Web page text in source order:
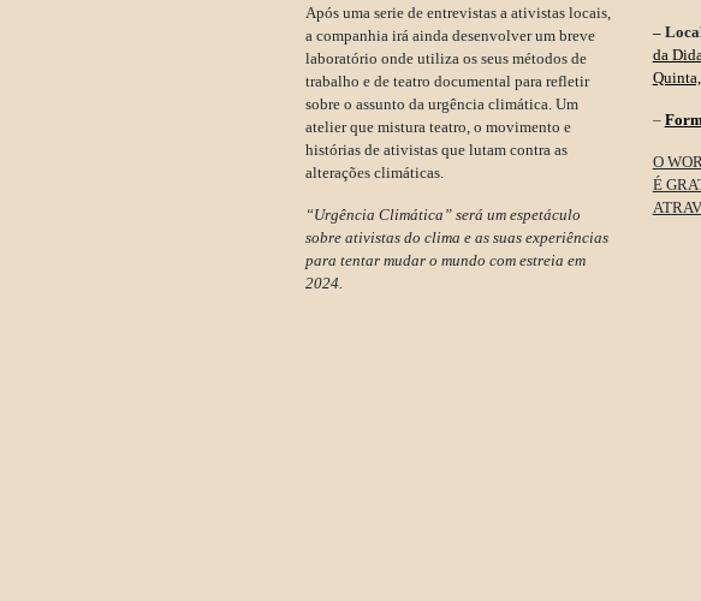
Após uma serie de entrevistas a ativistas locais,
a companhia irá ainda desenvolver um breve
laboratório onde utiliza os seus métodos de
trabalho e de teatro documental para refletir
sobre o assunto da urgência climática. Um
atelier que mistura teatro, o movimento e
histórias de ativistas que lutam contra as
alterações climáticas.
“Urgência Climática” será um espetáculo
sobre ativistas do clima e as suas experiências
para tentar mudar o mundo com estreia em
2024.
–
da
–
O
É